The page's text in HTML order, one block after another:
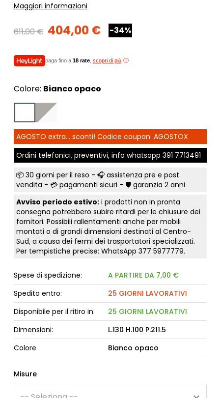
Maggiori informazioni
611,00 € 404,00 € -34%
paga fino a 18 rate, scopri di più
Colore: Bianco opaco
AGOSTO extra... sconti! Codice coupon: AGOSTOX
Ordini telefonici, preventivi, info whatsapp 391 7713491
📦 30 giorni per il reso - 🎧 assistenza pre e post
vendita - 💳 pagamenti sicuri - 🛡️ garanzia 2 anni
Avviso periodo estivo:i prodotti non in pronta
consegna potrebbero subire ritardi per le chiusure dei
fornitori. Possibili rallentamenti anche per mobili
montati o di grandi dimensioni destinati al Centro-
Sud, a causa dei fermi dei trasportatori specializzati.
Per tempistiche precise: WhatsApp 377 5977779.
Spese di spedizione:
A PARTIRE DA 7,00 €
Spedito entro:
25 GIORNI LAVORATIVI
Disponibile per il ritiro in:
25 GIORNI LAVORATIVI
Dimensioni:
L.130 H.100 P.211.5
Colore
Bianco opaco
Misure